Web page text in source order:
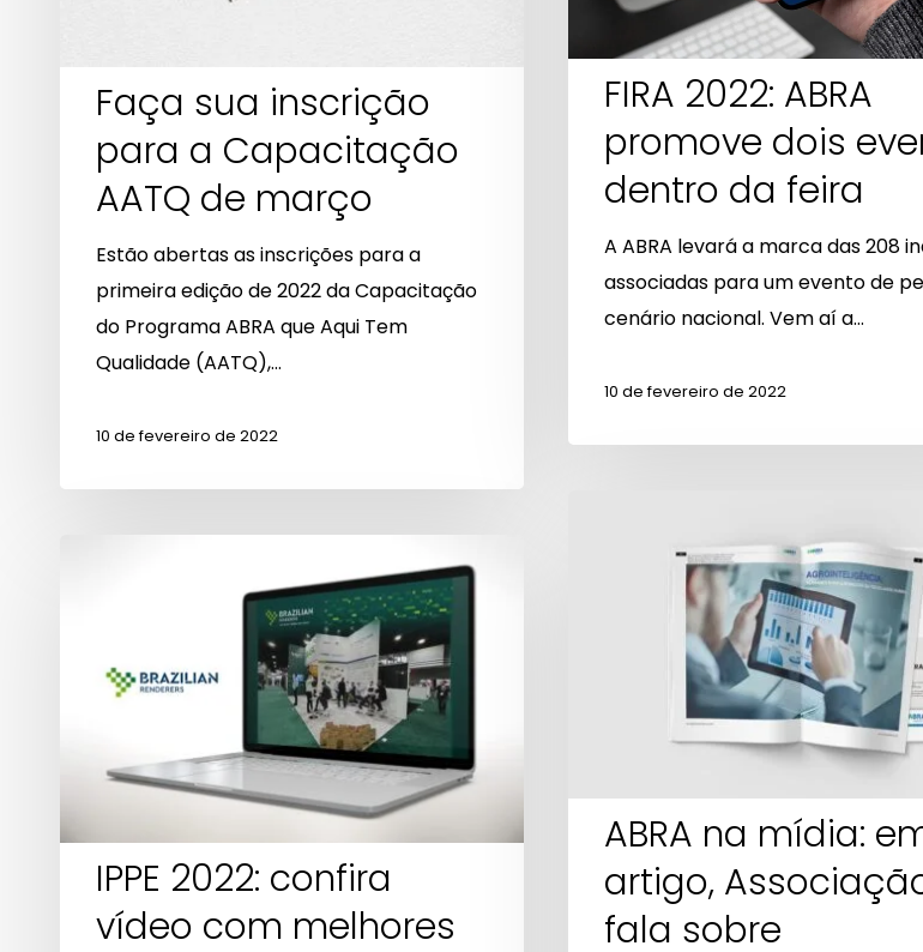
FIRA 2022: ABRA
promove dois
dentro da feira
A ABRA levará a marca das 208
associadas para um evento de
cenário nacional. Vem aí a…
10 de fevereiro de 2022
março
Faça sua inscrição
para a Capacitação
AATQ de março
Estão abertas as inscrições para a
primeira edição de 2022 da Capacitação
do Programa ABRA que Aqui Tem
Qualidade (AATQ),…
10 de fevereiro de 2022
Agrointeligência,
ferramenta
impulsionadora
ABRA na mídia:
artigo,
fala sobre
momentos
participação
projeto
IPPE 2022: confira
vídeo com melhores